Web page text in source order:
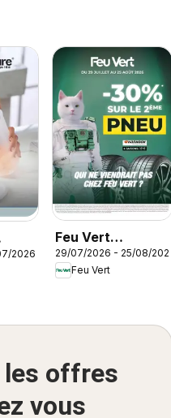
Été
2026
Feu Vert
catalogue
29/07/2026 - 25/08/2026
Feu Vert
les offres
vous